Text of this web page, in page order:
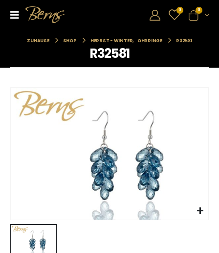
0 0
ZUHAUSE SHOP HERBST - WINTER, OHRRINGE R32581
R32581